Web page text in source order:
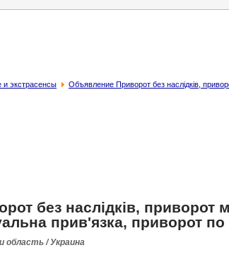
и экстрасенсы
Объявление Приворот без наслідків,
без наслідків, приворот
прив'язка, приворот
область / Украина